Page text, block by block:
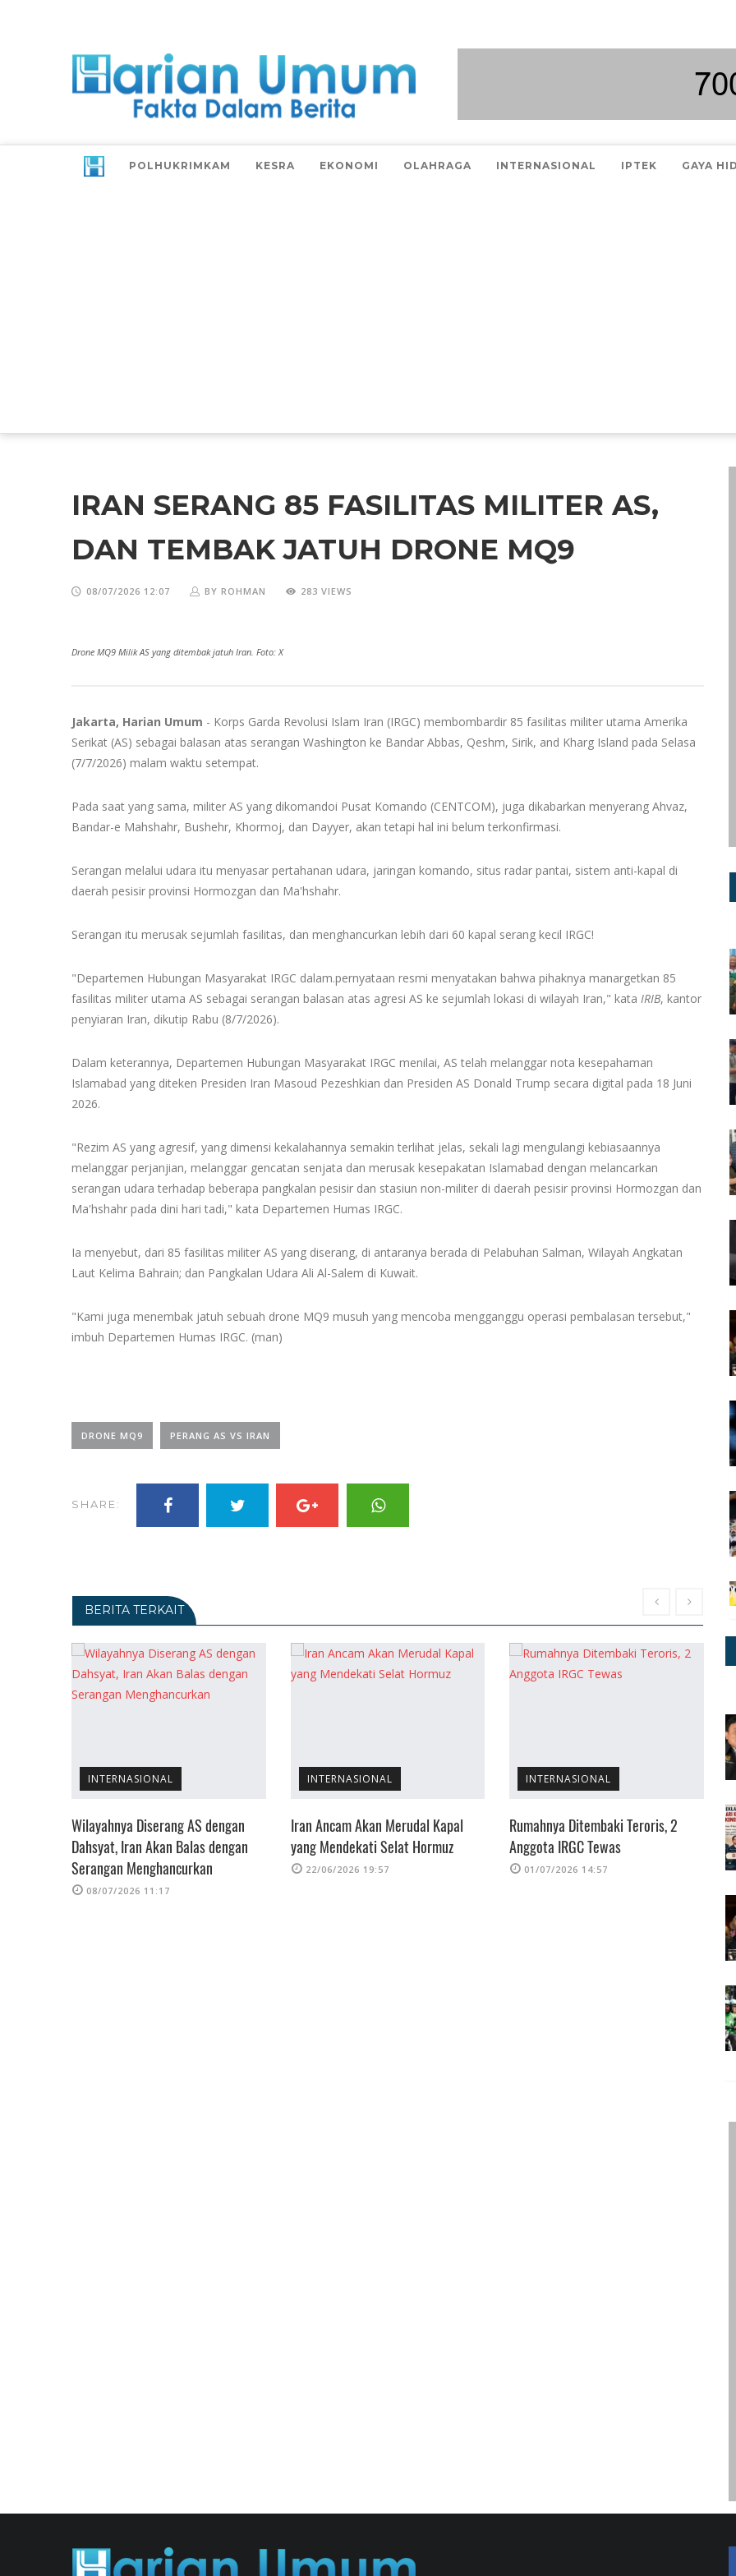
POLHUKRIMKAM KESRA EKONOMI OLAHRAGA INTERNASIONAL IPTEK GAYA
IRAN SERANG 85 FASILITAS MILITER AS,
DAN TEMBAK JATUH DRONE MQ9
08/07/2026 12:07 BY ROHMAN 283 VIEWS
Drone MQ9 Milik AS yang ditembak jatuh Iran. Foto: X
Jakarta, Harian Umum - Korps Garda Revolusi Islam Iran (IRGC) membombardir 85 fasilitas militer utama Amerika
Serikat (AS) sebagai balasan atas serangan Washington ke Bandar Abbas, Qeshm, Sirik, and Kharg Island pada Selasa
(7/7/2026) malam waktu setempat.
Pada saat yang sama, militer AS yang dikomandoi Pusat Komando (CENTCOM), juga dikabarkan menyerang Ahvaz,
Bandar-e Mahshahr, Bushehr, Khormoj, dan Dayyer, akan tetapi hal ini belum terkonfirmasi.
Serangan melalui udara itu menyasar pertahanan udara, jaringan komando, situs radar pantai, sistem anti-kapal di
daerah pesisir provinsi Hormozgan dan Ma'hshahr.
Serangan itu merusak sejumlah fasilitas, dan menghancurkan lebih dari 60 kapal serang kecil IRGC!
"Departemen Hubungan Masyarakat IRGC dalam.pernyataan resmi menyatakan bahwa pihaknya manargetkan 85
fasilitas militer utama AS sebagai serangan balasan atas agresi AS ke sejumlah lokasi di wilayah Iran," kata IRIB, kantor
penyiaran Iran, dikutip Rabu (8/7/2026).
Dalam keterannya, Departemen Hubungan Masyarakat IRGC menilai, AS telah melanggar nota kesepahaman
Islamabad yang diteken Presiden Iran Masoud Pezeshkian dan Presiden AS Donald Trump secara digital pada 18 Juni
2026.
"Rezim AS yang agresif, yang dimensi kekalahannya semakin terlihat jelas, sekali lagi mengulangi kebiasaannya
melanggar perjanjian, melanggar gencatan senjata dan merusak kesepakatan Islamabad dengan melancarkan
serangan udara terhadap beberapa pangkalan pesisir dan stasiun non-militer di daerah pesisir provinsi Hormozgan dan
Ma'hshahr pada dini hari tadi," kata Departemen Humas IRGC.
Ia menyebut, dari 85 fasilitas militer AS yang diserang, di antaranya berada di Pelabuhan Salman, Wilayah Angkatan
Laut Kelima Bahrain; dan Pangkalan Udara Ali Al-Salem di Kuwait.
"Kami juga menembak jatuh sebuah drone MQ9 musuh yang mencoba mengganggu operasi pembalasan tersebut,"
imbuh Departemen Humas IRGC. (man)
DRONE MQ9 PERANG AS VS IRAN
SHARE:
BERITA TERKAIT
INTERNASIONAL
Wilayahnya Diserang AS dengan
Dahsyat, Iran Akan Balas dengan
Serangan Menghancurkan
08/07/2026 11:17
INTERNASIONAL
Iran Ancam Akan Merudal Kapal
yang Mendekati Selat Hormuz
22/06/2026 19:57
INTERNASIONAL
Rumahnya Ditembaki Teroris, 2
Anggota IRGC Tewas
01/07/2026 14:57